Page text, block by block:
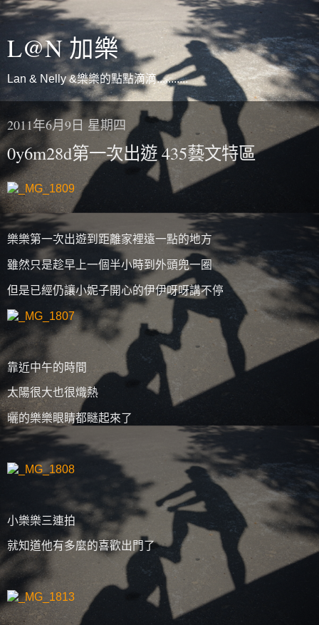
L@N 加樂
Lan & Nelly &樂樂的點點滴滴...........
2011年6月9日 星期四
0y6m28d第一次出遊 435藝文特區
樂樂第一次出遊到距離家裡遠一點的地方
雖然只是趁早上一個半小時到外頭兜一圈
但是已經仍讓小妮子開心的伊伊呀呀講不停
靠近中午的時間
太陽很大也很熾熱
曬的樂樂眼睛都瞇起來了
小樂樂三連拍
就知道他有多麼的喜歡出門了